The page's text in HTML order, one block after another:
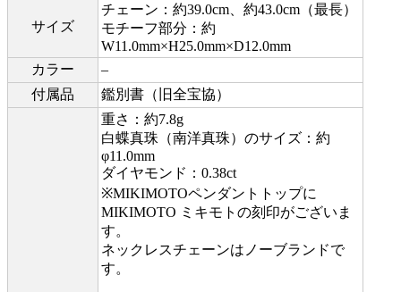
サイズ
チェーン：約39.0cm、約43.0cm（最長）
モチーフ部分：約
W11.0mm×H25.0mm×D12.0mm
カラー
–
付属品
鑑別書（旧全宝協）
重さ：約7.8g
白蝶真珠（南洋真珠）のサイズ：約
φ11.0mm
ダイヤモンド：0.38ct
※MIKIMOTOペンダントトップに
MIKIMOTO ミキモトの刻印がございま
す。
ネックレスチェーンはノーブランドで
す。